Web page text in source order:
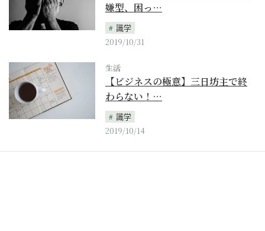
嫌型、困っ…
識学
2019/10/31
生活
【ビジネスの極意】三日坊主で終
わらない！…
識学
2019/10/14